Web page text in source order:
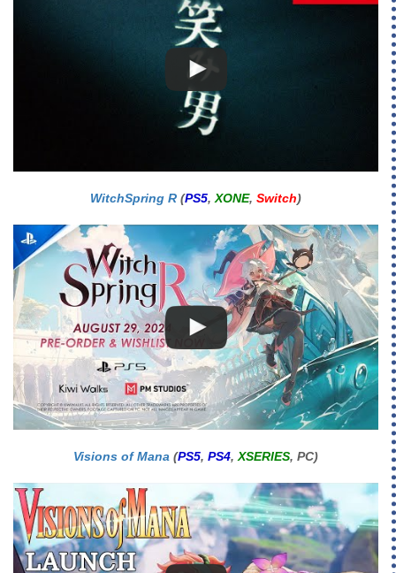
WitchSpring R (PS5, XONE, Switch)
Visions of Mana (PS5, PS4, XSERIES, PC)